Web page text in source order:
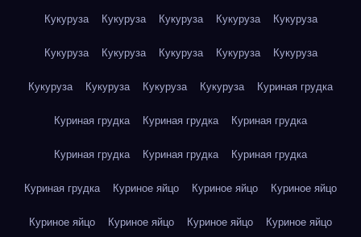
Кукуруза Кукуруза Кукуруза Кукуруза Кукуруза
Кукуруза Кукуруза Кукуруза Кукуруза Кукуруза
Кукуруза Кукуруза Кукуруза Кукуруза Куриная грудка
Куриная грудка Куриная грудка Куриная грудка
Куриная грудка Куриная грудка Куриная грудка
Куриная грудка Куриное яйцо Куриное яйцо Куриное яйцо
Куриное яйцо Куриное яйцо Куриное яйцо Куриное яйцо